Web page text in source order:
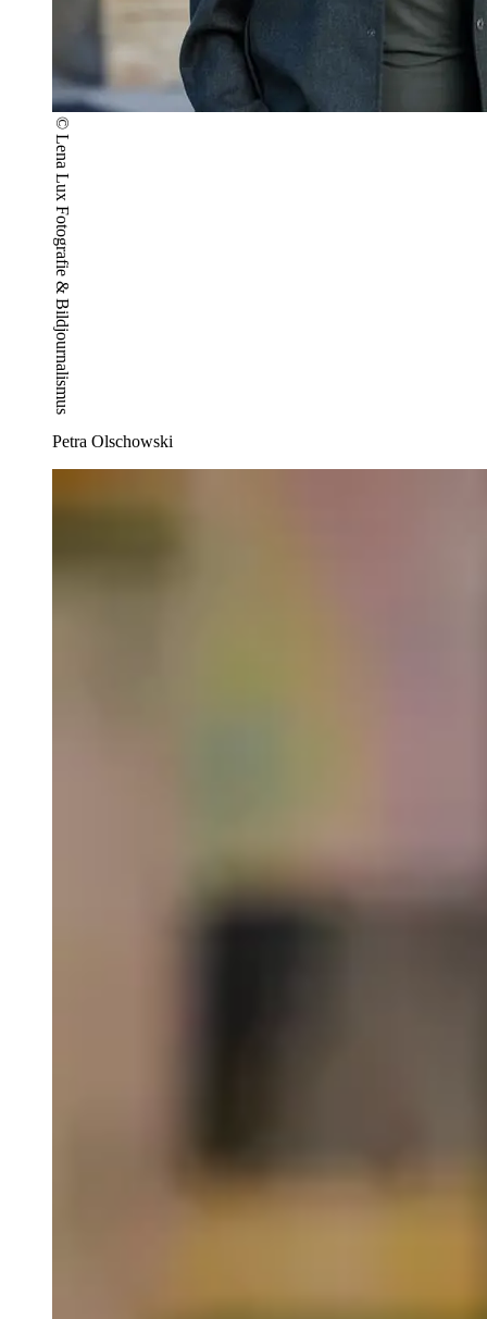
© Lena Lux Fotografie & Bildjournalismus
Petra Olschowski